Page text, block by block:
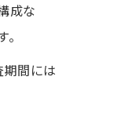
成な
間には